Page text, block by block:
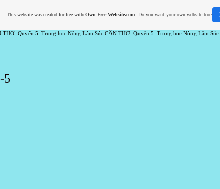
Quyển 5_Trung hoc Nông Lâm Súc CẦN THƠ- Quyển 5_Trung hoc Nông Lâm
5
This website was created for free with Own-Free-Website.com. Do you want your own website too?